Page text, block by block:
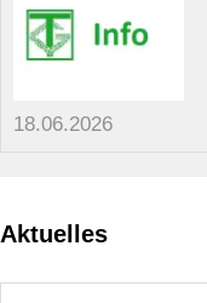
18.06.2026
Aktuelles